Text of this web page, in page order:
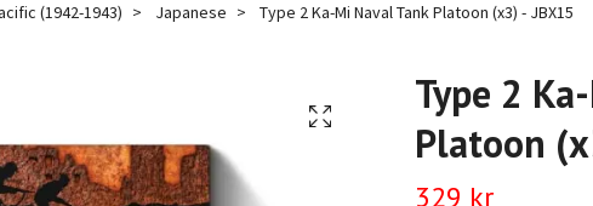
(1942-1943) Japanese Type 2 Ka-Mi Naval Tank Platoon (x3) - JBX15
Type 2
Platoon
329 kr